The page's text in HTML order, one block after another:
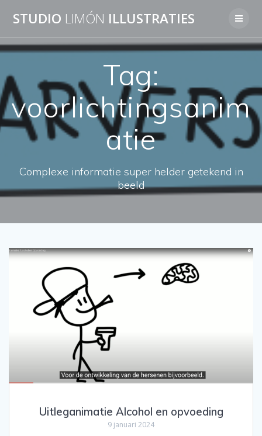
to
STUDIO LIMÓN ILLUSTRATIES
Tag:
voorlichtingsanim
atie
Complexe informatie super helder getekend in
beeld
Uitleganimatie Alcohol en opvoeding
9 januari 2024